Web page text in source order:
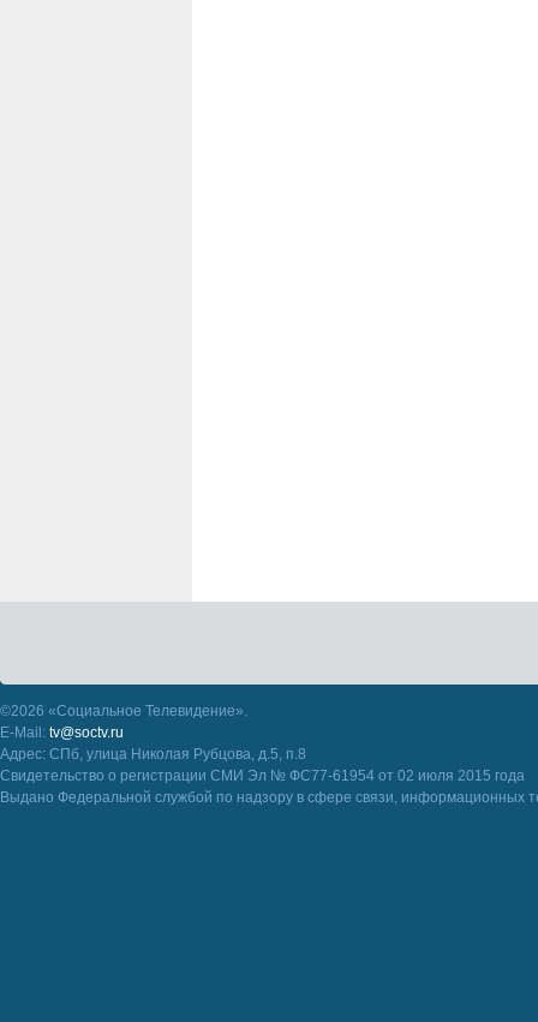
©2026 «Социальное Телевидение».
E-Mail: tv@soctv.ru
Адрес: СПб, улица Николая Рубцова, д.5, п.8
Свидетельство о регистрации СМИ Эл № ФС77-61954 от 02 июля 2015 года
Выдано Федеральной службой по надзору в сфере связи, информационных